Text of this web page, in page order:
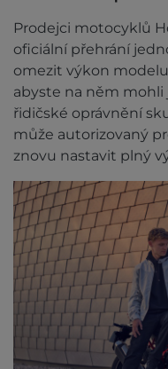
Prodejci motocyklů
oficiální přehrání
omezit výkon
abyste na něm mohli
řidičské oprávnění
může autorizovaný
znovu nastavit plný